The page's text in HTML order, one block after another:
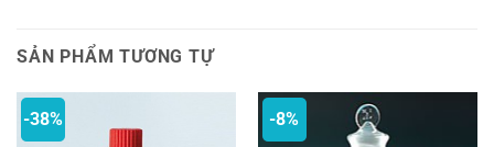
SẢN PHẨM TƯƠNG TỰ
-38% -8%